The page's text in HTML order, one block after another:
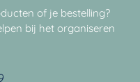
of je bestelling?
bij het organiseren